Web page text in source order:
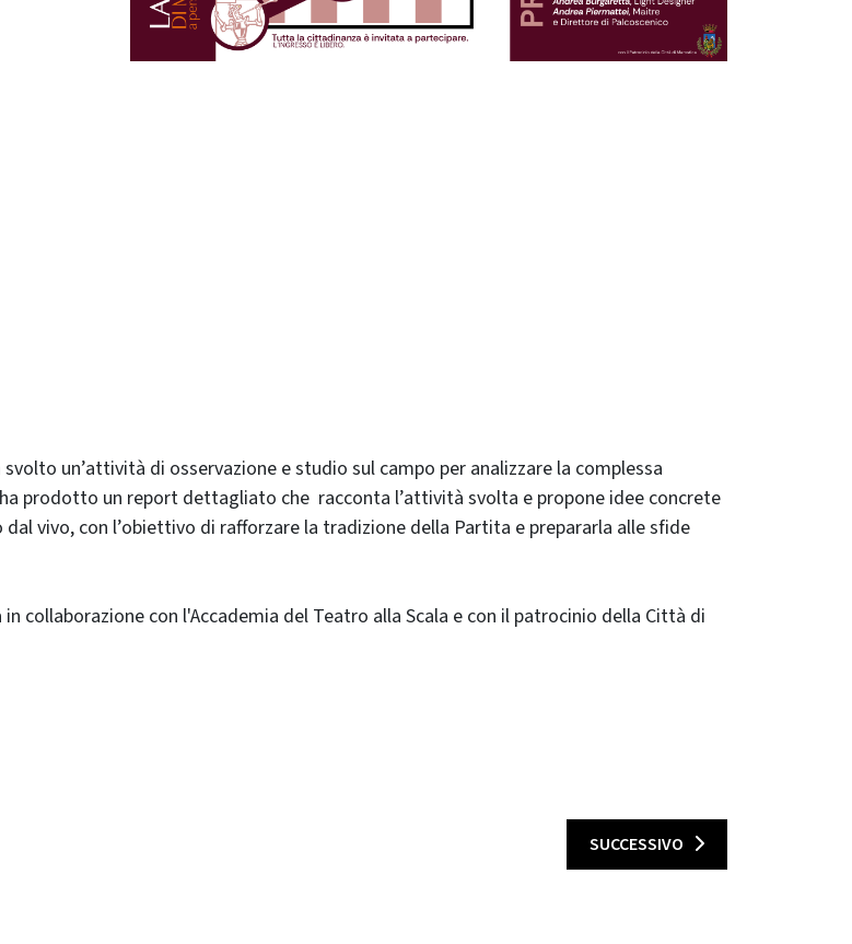
un’attività di osservazione e studio sul campo per analizzare la complessa
prodotto un report dettagliato che racconta l’attività svolta e propone idee concrete
vivo, con l’obiettivo di rafforzare la tradizione della Partita e prepararla alle sfide
collaborazione con l'Accademia del Teatro alla Scala e con il patrocinio della Città di
SUCCESSIVO